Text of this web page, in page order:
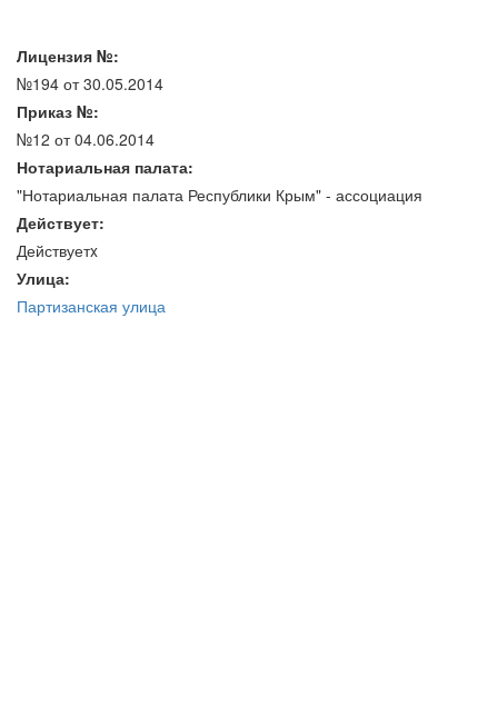
Лицензия №:
№194 от 30.05.2014
Приказ №:
№12 от 04.06.2014
Нотариальная палата:
"Нотариальная палата Республики Крым" - ассоциация
Действует:
Действуетx
Улица:
Партизанская улица